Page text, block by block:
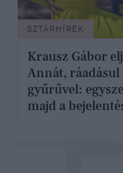
SZTÁRHÍREK
Krausz Gábor
Annát,
gyűrűvel:
majd a